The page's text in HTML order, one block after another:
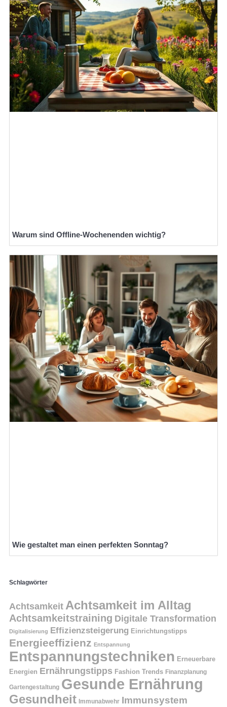
Warum sind Offline-Wochenenden wichtig?
Wie gestaltet man einen perfekten Sonntag?
Schlagwörter
Achtsamkeit Achtsamkeit im Alltag
Achtsamkeitstraining Digitale Transformation
Digitalisierung Effizienzsteigerung Einrichtungstipps
Energieeffizienz Entspannung
Entspannungstechniken Erneuerbare
Energien Ernährungstipps Fashion Trends Finanzplanung
Gartengestaltung Gesunde Ernährung
Gesundheit Immunabwehr Immunsystem